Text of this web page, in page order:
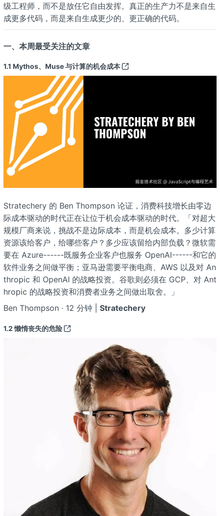
级工程师，而不是放任它自由发挥。真正的生产力不是来自生
成更多代码，而是来自生成更少的、更正确的代码。
一、本周最受关注的文章
1.1 Mythos、Muse 与计算的机会成本
Stratechery 的 Ben Thompson 论证，消费科技增长由零边
际成本驱动的时代正在让位于机会成本驱动的时代。「对超大
规模厂商来说，挑战不是边际成本，而是机会成本。多少计算
资源该给客户，给哪些客户？多少应该留给内部负载？微软需
要在 Azure------既服务企业客户也服务 OpenAI------和它的
软件业务之间做平衡；亚马逊需要平衡电商、AWS 以及对 An
thropic 和 OpenAI 的战略投资。谷歌则必须在 GCP、对 Ant
hropic 的战略投资和消费者业务之间做出取舍。」
Ben Thompson · 12 分钟 | Stratechery
1.2懒惰丧失的危险